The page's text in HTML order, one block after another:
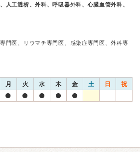
人工透析、外科、呼吸器外科、心臓血管外科、
門医、リウマチ専門医、感染症専門医、外科専
月 火 水 木 金 土 日 祝